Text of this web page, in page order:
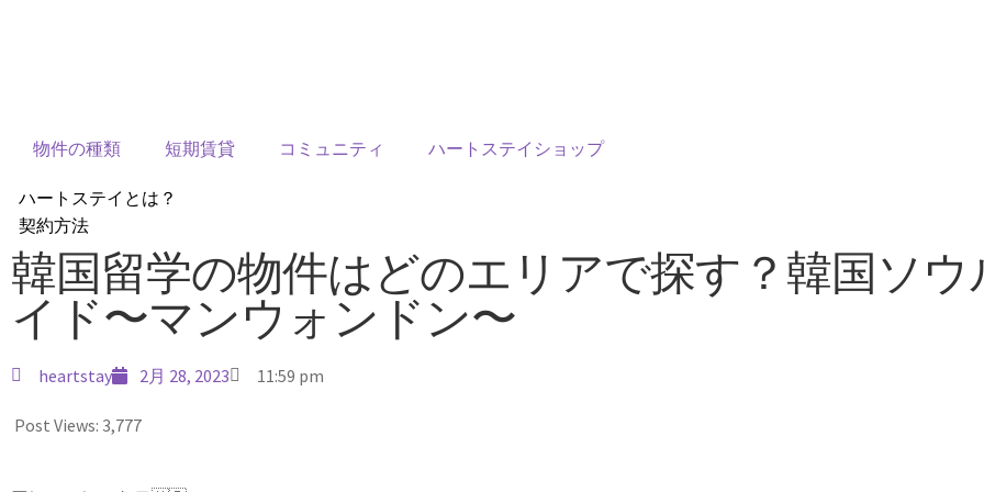
物件の種類 短期賃貸 コミュニティ ハートステイショップ
ハートステイとは？
契約方法
韓国不動産情報
サービス費用
よくある質問
Heartee
韓国留学の物件はどのエリアで探す？韓国ソ
イド〜マンウォンドン〜
heartstay 2月 28, 2023 11:59 pm
Post Views: 3,777